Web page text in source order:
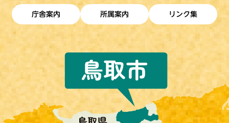
庁舎案内 所属案内 リンク集